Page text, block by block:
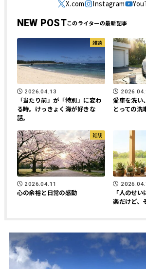
NEW POST
雑談
2026.04.13
「当たり前」が「特別」に変わ
る時。けっきょく海が好きな
話。
愛車を洗い
とっての洗
雑談
2026.04.11
心の余裕と日常の感動
「人のせ
楽だけど、